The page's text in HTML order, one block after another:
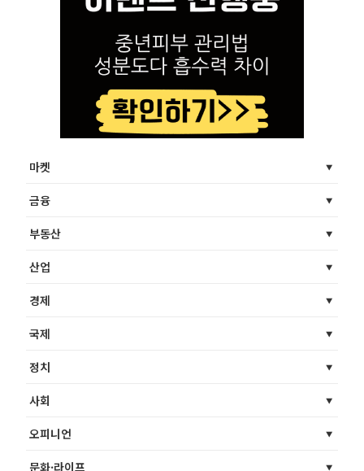
마켓
금융
부동산
산업
경제
국제
정치
사회
오피니언
문화·라이프